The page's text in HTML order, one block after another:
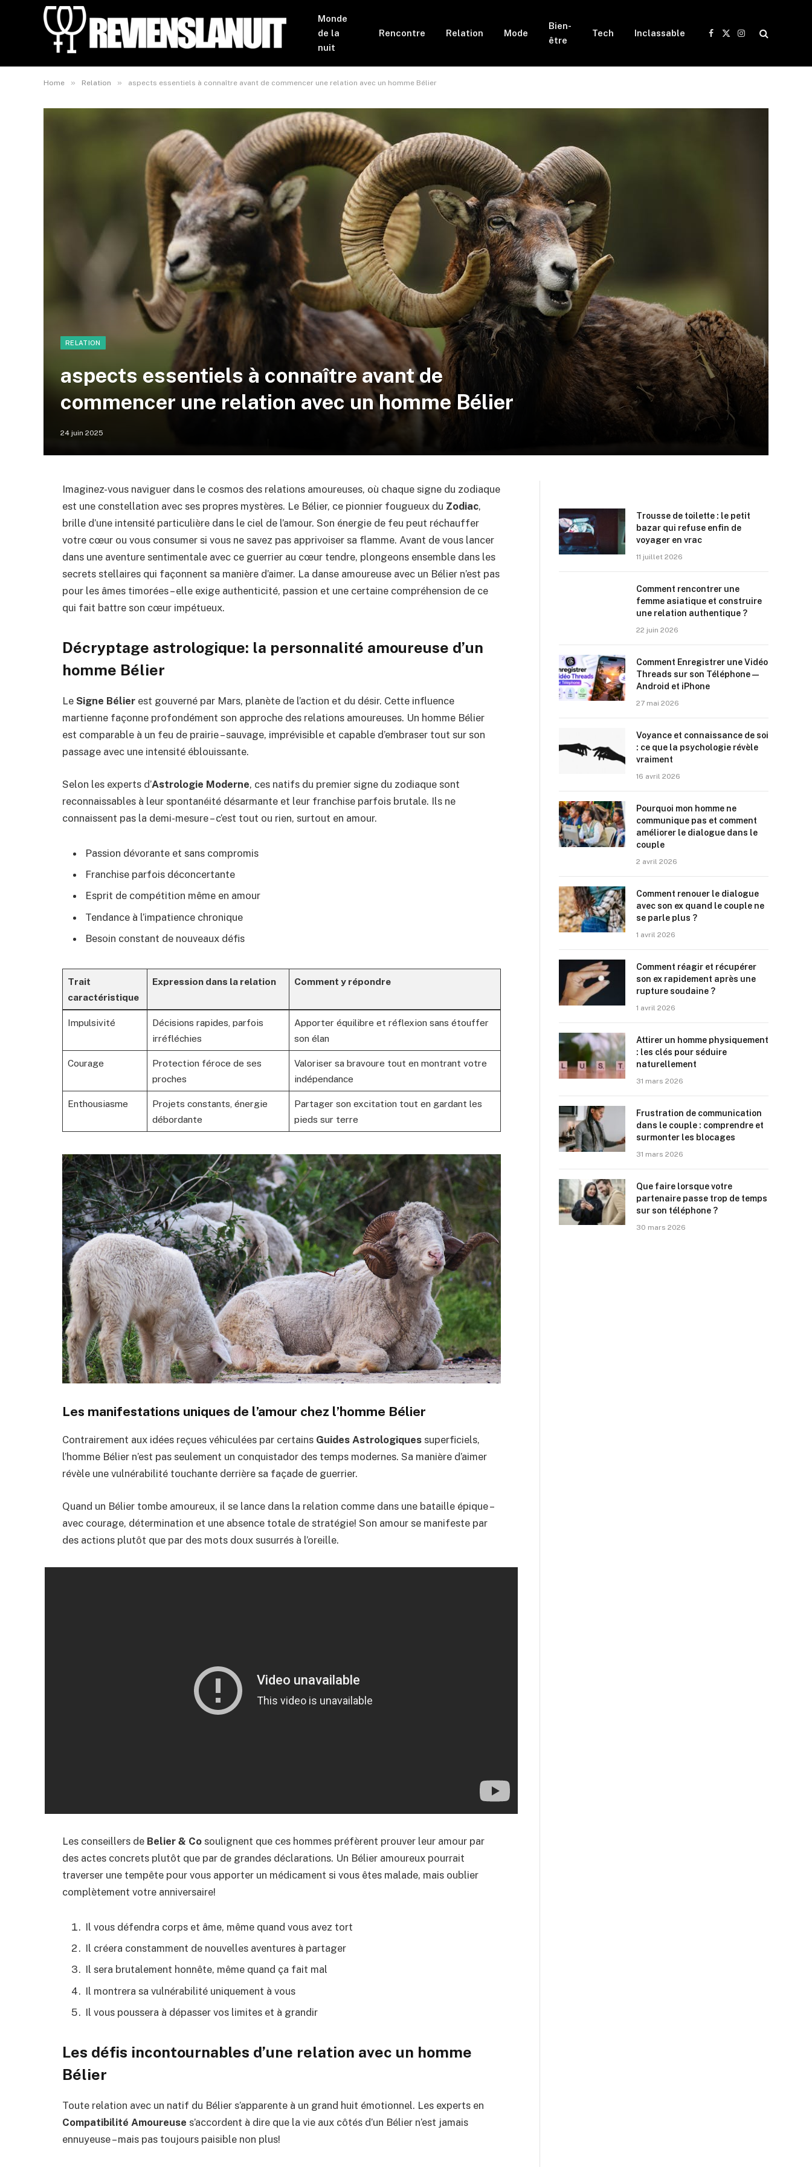
Monde
de la
nuit
Rencontre Relation Mode
Bien-
être
Tech Inclassable
Facebook
X
Instagram
Home » Relation » aspects essentiels à connaître avant de commencer une relation avec un homme Bélier
RELATION
aspects essentiels à connaître avant de
commencer une relation avec un homme Bélier
24 juin 2025
Imaginez-vous naviguer dans le cosmos des relations amoureuses, où chaque signe du zodiaque
est une constellation avec ses propres mystères. Le Bélier, ce pionnier fougueux du Zodiac,
brille d’une intensité particulière dans le ciel de l’amour. Son énergie de feu peut réchauffer
votre cœur ou vous consumer si vous ne savez pas apprivoiser sa flamme. Avant de vous lancer
dans une aventure sentimentale avec ce guerrier au cœur tendre, plongeons ensemble dans les
secrets stellaires qui façonnent sa manière d’aimer. La danse amoureuse avec un Bélier n’est pas
pour les âmes timorées – elle exige authenticité, passion et une certaine compréhension de ce
qui fait battre son cœur impétueux.
Décryptage astrologique: la personnalité amoureuse d’un
homme Bélier
Le Signe Bélier est gouverné par Mars, planète de l’action et du désir. Cette influence
martienne façonne profondément son approche des relations amoureuses. Un homme Bélier
est comparable à un feu de prairie – sauvage, imprévisible et capable d’embraser tout sur son
passage avec une intensité éblouissante.
Selon les experts d’Astrologie Moderne, ces natifs du premier signe du zodiaque sont
reconnaissables à leur spontanéité désarmante et leur franchise parfois brutale. Ils ne
connaissent pas la demi-mesure – c’est tout ou rien, surtout en amour.
Passion dévorante et sans compromis
Franchise parfois déconcertante
Esprit de compétition même en amour
Tendance à l’impatience chronique
Besoin constant de nouveaux défis
Trait
caractéristique
Expression dans la relation Comment y répondre
Impulsivité
Décisions rapides, parfois
irréfléchies
Apporter équilibre et réflexion sans étouffer
son élan
Courage
Protection féroce de ses
proches
Valoriser sa bravoure tout en montrant votre
indépendance
Enthousiasme
Projets constants, énergie
débordante
Partager son excitation tout en gardant les
pieds sur terre
Les manifestations uniques de l’amour chez l’homme Bélier
Contrairement aux idées reçues véhiculées par certains Guides Astrologiques superficiels,
l’homme Bélier n’est pas seulement un conquistador des temps modernes. Sa manière d’aimer
révèle une vulnérabilité touchante derrière sa façade de guerrier.
Quand un Bélier tombe amoureux, il se lance dans la relation comme dans une bataille épique –
avec courage, détermination et une absence totale de stratégie! Son amour se manifeste par
des actions plutôt que par des mots doux susurrés à l’oreille.
Les conseillers de Belier & Co soulignent que ces hommes préfèrent prouver leur amour par
des actes concrets plutôt que par de grandes déclarations. Un Bélier amoureux pourrait
traverser une tempête pour vous apporter un médicament si vous êtes malade, mais oublier
complètement votre anniversaire!
Il vous défendra corps et âme, même quand vous avez tort
Il créera constamment de nouvelles aventures à partager
Il sera brutalement honnête, même quand ça fait mal
Il montrera sa vulnérabilité uniquement à vous
Il vous poussera à dépasser vos limites et à grandir
Les défis incontournables d’une relation avec un homme
Bélier
Toute relation avec un natif du Bélier s’apparente à un grand huit émotionnel. Les experts en
Compatibilité Amoureuse s’accordent à dire que la vie aux côtés d’un Bélier n’est jamais
ennuyeuse – mais pas toujours paisible non plus!
Trousse de toilette : le petit
bazar qui refuse enfin de
voyager en vrac
11 juillet 2026
Comment rencontrer une
femme asiatique et construire
une relation authentique ?
22 juin 2026
Comment Enregistrer une Vidéo
Threads sur son Téléphone —
Android et iPhone
27 mai 2026
Voyance et connaissance de soi
: ce que la psychologie révèle
vraiment
16 avril 2026
Pourquoi mon homme ne
communique pas et comment
améliorer le dialogue dans le
couple
2 avril 2026
Comment renouer le dialogue
avec son ex quand le couple ne
se parle plus ?
1 avril 2026
Comment réagir et récupérer
son ex rapidement après une
rupture soudaine ?
1 avril 2026
Attirer un homme physiquement
: les clés pour séduire
naturellement
31 mars 2026
Frustration de communication
dans le couple : comprendre et
surmonter les blocages
31 mars 2026
Que faire lorsque votre
partenaire passe trop de temps
sur son téléphone ?
30 mars 2026